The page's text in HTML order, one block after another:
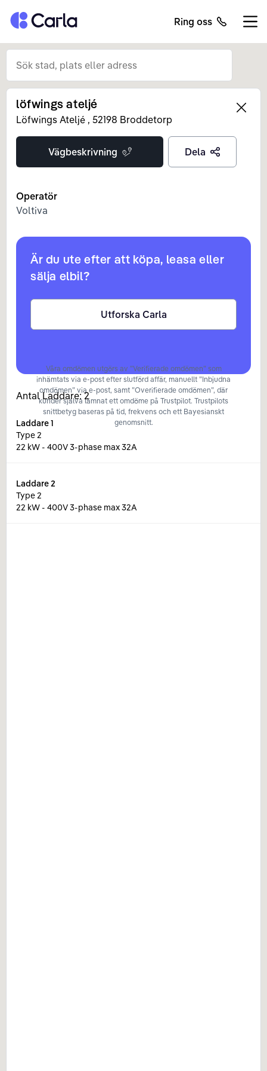
Tillbaka till startsidan Ring oss
Left
löfwings ateljé
Löfwings Ateljé , 52198 Broddetorp
Vägbeskrivning Dela
Operatör
Voltiva
Är du ute efter att köpa, leasa eller
sälja elbil?
Utforska Carla
Våra omdömen utgörs av ”Verifierade omdömen” som
inhämtats via e-post efter slutförd affär, manuellt ”Inbjudna
omdömen” via e-post, samt ”Overifierade omdömen”, där
kunder själva lämnat ett omdöme på Trustpilot. Trustpilots
snittbetyg baseras på tid, frekvens och ett Bayesianskt
genomsnitt.
Antal Laddare:2
Laddare1
Type 2
22 kW - 400V 3-phase max 32A
Laddare2
Type 2
22 kW - 400V 3-phase max 32A